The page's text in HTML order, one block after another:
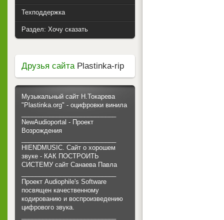
Техподдержка
Раздел: Хочу сказать
Друзья сайтаPlastinka-rip
Музыкальный сайт Н.Токарева
"Plastinka.org" - оцифровки винила
NewAudioportal - Проект
Возрождения
HIENDMUSIC. Сайт о хорошем
звуке - КАК ПОСТРОИТЬ
СИСТЕМУ сайт Санаева Павла
Проект Audiophile's Software
посвящен качественному
кодированию и воспроизведению
цифрового звука.